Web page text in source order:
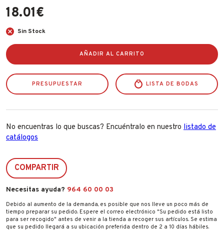
18.01€
Sin Stock
AÑADIR AL CARRITO
PRESUPUESTAR LISTA DE BODAS
No encuentras lo que buscas? Encuéntralo en nuestro listado de
catálogos
COMPARTIR
Necesitas ayuda? 964 60 00 03
Debido al aumento de la demanda, es posible que nos lleve un poco más de
tiempo preparar su pedido. Espere el correo electrónico "Su pedido está listo
para ser recogido" antes de venir a la tienda a recoger sus artículos. Se estima
que su pedido llegará a su ubicación preferida dentro de 2 a 10 días hábiles.